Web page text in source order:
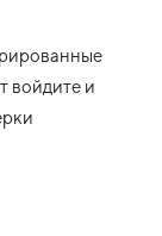
войдите и